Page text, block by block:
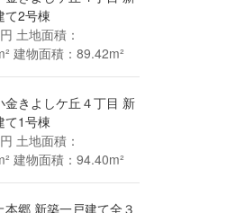
て2号棟
土地面積：
建物面積：89.42m²
金きよしケ丘４丁目 新
て1号棟
土地面積：
建物面積：94.40m²
本郷 新築一戸建て全３